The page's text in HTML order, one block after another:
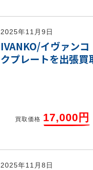
2025年11月9日
IVANKO/イヴァン
クプレートを出張買
買取価格 17,000円
2025年11月8日